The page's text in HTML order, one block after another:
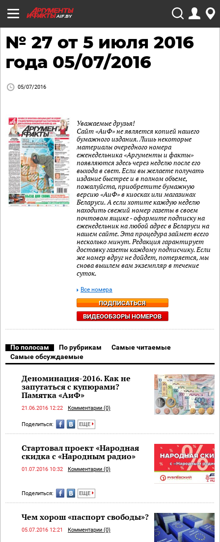
AIF.BY
№ 27 от 5 июля 2016
года 05/07/2016
05/07/2016
Уважаемые друзья!
Сайт «АиФ» не является копией нашего
бумажного издания. Лишь некоторые
материалы очередного номера
еженедельника «Аргументы и факты»
появляются здесь через неделю после его
выхода в свет. Если вы желаете получать
издание быстрее и в полном объеме,
пожалуйста, приобретите бумажную
версию «АиФ» в киосках или магазинах
Беларуси. А если хотите каждую неделю
находить свежий номер газеты в своем
почтовом ящике - оформите подписку на
еженедельник на любой адрес в Беларуси на
нашем сайте. Эта процедура займет всего
несколько минут. Редакция гарантирует
доставку газеты каждому подписчику. Если
же номер вдруг не дойдет, потеряется, мы
снова вышлем вам экземпляр в течение
суток.
ПОДПИСАТЬСЯ
ВИДЕООБЗОРЫ НОМЕРОВ
Все номера
По полосам По рубрикам
Самые читаемые
Самые обсуждаемые
Деноминация-2016. Как не
запутаться с купюрами?
Памятка «АиФ»
21.06.2016 12:22 Комментарии (0)
Поделиться: ЕЩЕ
Cтартовал проект «Народная
скидка с «Народным радио»
01.07.2016 10:32 Комментарии (0)
Поделиться: ЕЩЕ
Чем хорош «паспорт свободы»?
05.07.2016 12:21 Комментарии (0)